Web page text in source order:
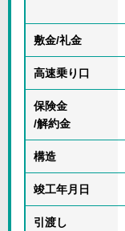
敷金/礼金
高速乗り口
保険金
/解約金
構造
竣工年月日
引渡し